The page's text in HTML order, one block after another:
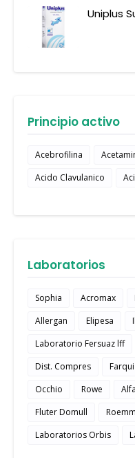
Uniplus
Principio activo
Acebrofilina
Acido Clavulanico
Laboratorios
Sophia Acromax
Allergan
Elipesa
Laboratorio Fersuaz lff
Dist. Compres
Farqui
Occhio
Rowe Alfa
Fluter Domull
Laboratorios Orbis